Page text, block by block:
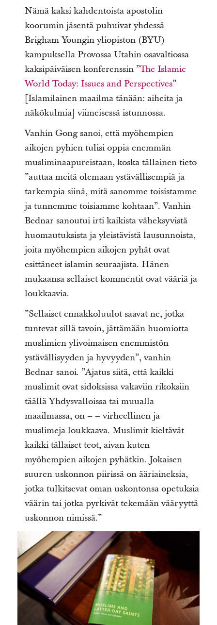
Nämä kaksi kahdentoista apostolin
koorumin jäsentä puhuivat yhdessä
Brigham Youngin yliopiston (BYU)
kampuksella Provossa Utahin osavaltiossa
kaksipäiväisen konferenssin ”The Islamic
World Today: Issues and Perspectives”
[Islamilainen maailma tänään: aiheita ja
näkökulmia] viimeisessä istunnossa.
Vanhin Gong sanoi, että myöhempien
aikojen pyhien tulisi oppia enemmän
musliminaapureistaan, koska tällainen tieto
”auttaa meitä olemaan ystävällisempiä ja
tarkempia siinä, mitä sanomme toisistamme
ja tunnemme toisiamme kohtaan”. Vanhin
Bednar sanoutui irti kaikista väheksyvistä
huomautuksista ja yleistävistä lausunnoista,
joita myöhempien aikojen pyhät ovat
esittäneet islamin seuraajista. Hänen
mukaansa sellaiset kommentit ovat vääriä ja
loukkaavia.
”Sellaiset ennakkoluulot saavat ne, jotka
tuntevat sillä tavoin, jättämään huomiotta
muslimien ylivoimaisen enemmistön
ystävällisyyden ja hyvyyden”, vanhin
Bednar sanoi. ”Ajatus siitä, että kaikki
muslimit ovat sidoksissa vakaviin rikoksiin
täällä Yhdysvalloissa tai muualla
maailmassa, on – – virheellinen ja
muslimeja loukkaava. Muslimit kieltävät
kaikki tällaiset teot, aivan kuten
myöhempien aikojen pyhätkin. Jokaisen
suuren uskonnon piirissä on ääriaineksia,
jotka tulkitsevat oman uskontonsa opetuksia
väärin tai jotka pyrkivät tekemään vääryyttä
uskonnon nimissä.”